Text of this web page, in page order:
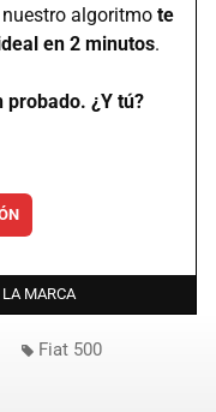
algoritmo te
en 2 minutos.
probado. ¿Y tú?
MARCA
Fiat 500